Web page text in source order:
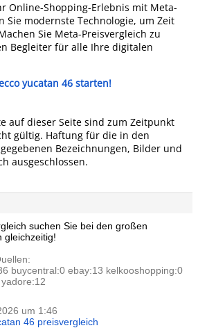
Online-Shopping-Erlebnis mit Meta-
Sie modernste Technologie, um Zeit
Sie Meta-Preisvergleich zu
Begleiter für alle Ihre digitalen
yucatan 46 starten!
auf dieser Seite sind zum Zeitpunkt
gültig. Haftung für die in den
Bezeichnungen, Bilder und
ausgeschlossen.
suchen Sie bei den großen
gleichzeitig!
buycentral:0 ebay:13 kelkooshopping:0
um 1:46
46 preisvergleich